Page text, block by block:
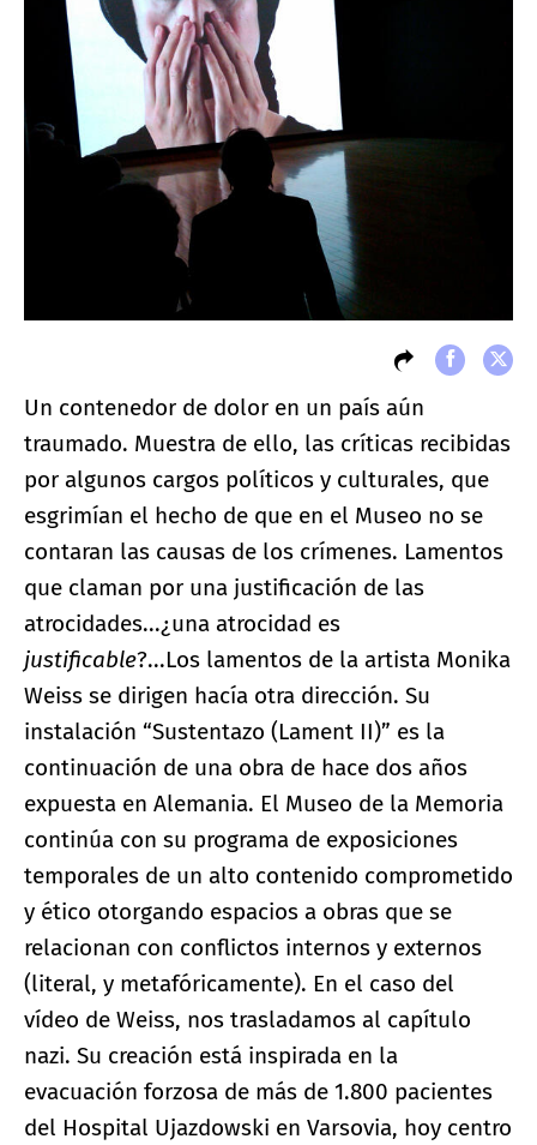
Un contenedor de dolor en un país aún
traumado. Muestra de ello, las críticas recibidas
por algunos cargos políticos y culturales, que
esgrimían el hecho de que en el Museo no se
contaran las causas de los crímenes. Lamentos
que claman por una justificación de las
atrocidades...¿una atrocidad es
justificable?...Los lamentos de la artista Monika
Weiss se dirigen hacía otra dirección. Su
instalación “Sustentazo (Lament II)” es la
continuación de una obra de hace dos años
expuesta en Alemania. El Museo de la Memoria
continúa con su programa de exposiciones
temporales de un alto contenido comprometido
y ético otorgando espacios a obras que se
relacionan con conflictos internos y externos
(literal, y metafóricamente). En el caso del
vídeo de Weiss, nos trasladamos al capítulo
nazi. Su creación está inspirada en la
evacuación forzosa de más de 1.800 pacientes
del Hospital Ujazdowski en Varsovia, hoy centro